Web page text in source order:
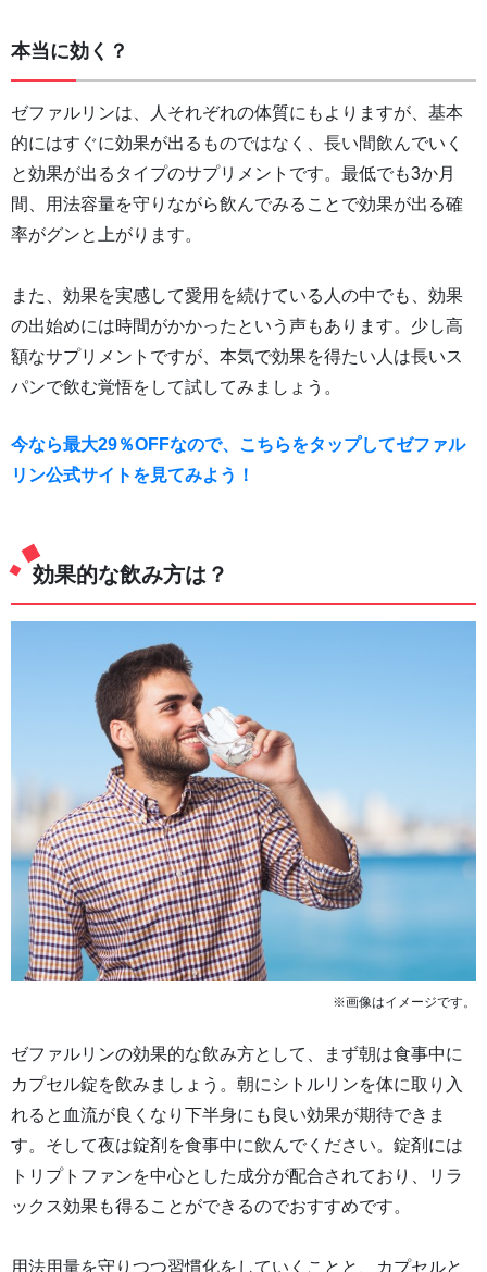
本当に効く？
ゼファルリンは、人それぞれの体質にもよりますが、基本
的にはすぐに効果が出るものではなく、長い間飲んでいく
と効果が出るタイプのサプリメントです。最低でも3か月
間、用法容量を守りながら飲んでみることで効果が出る確
率がグンと上がります。
また、効果を実感して愛用を続けている人の中でも、効果
の出始めには時間がかかったという声もあります。少し高
額なサプリメントですが、本気で効果を得たい人は長いス
パンで飲む覚悟をして試してみましょう。
今なら最大29％OFFなので、こちらをタップしてゼファル
リン公式サイトを見てみよう！
効果的な飲み方は？
※画像はイメージです。
ゼファルリンの効果的な飲み方として、まず朝は食事中に
カプセル錠を飲みましょう。朝にシトルリンを体に取り入
れると血流が良くなり下半身にも良い効果が期待できま
す。そして夜は錠剤を食事中に飲んでください。錠剤には
トリプトファンを中心とした成分が配合されており、リラ
ックス効果も得ることができるのでおすすめです。
用法用量を守りつつ習慣化をしていくことと、カプセルと